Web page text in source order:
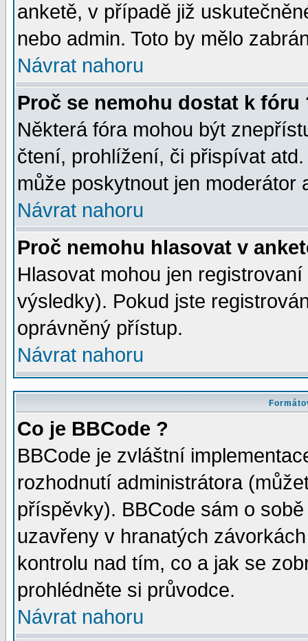
anketě, v případě již
nebo admin. Toto by mělo
Návrat nahoru
Proč se nemohu dostat k fóru
Některá fóra mohou být
čtení, prohlížení, či přispívat
může poskytnout jen moderátor
Návrat nahoru
Proč nemohu hlasovat v
Hlasovat mohou jen
výsledky). Pokud jste
oprávněný přístup.
Návrat nahoru
Co je BBCode ?
BBCode je zvláštní
rozhodnutí administrátora
příspěvky). BBCode sám o
uzavřeny v hranatých
kontrolu nad tím, co a jak se
prohlédněte si průvodce.
Návrat nahoru